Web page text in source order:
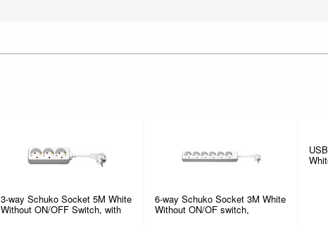
3-way Schuko Socket 5M White
Without ON/OFF Switch, with
6-way Schuko Socket 3M White
Without ON/OF switch,